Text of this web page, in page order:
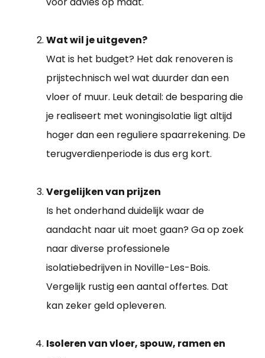
Wat wil je uitgeven?
Wat is het budget? Het dak renoveren is
prijstechnisch wel wat duurder dan een
vloer of muur. Leuk detail: de besparing die
je realiseert met woningisolatie ligt altijd
hoger dan een reguliere spaarrekening. De
terugverdienperiode is dus erg kort.
Vergelijken van prijzen
Is het onderhand duidelijk waar de
aandacht naar uit moet gaan? Ga op zoek
naar diverse professionele
isolatiebedrijven in Noville-Les-Bois.
Vergelijk rustig een aantal offertes. Dat
kan zeker geld opleveren.
Isoleren van vloer, spouw, ramen en